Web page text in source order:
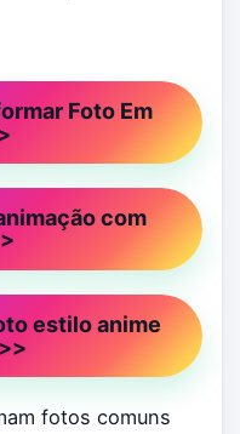
Foto Em
com
estilo anime
fotos comuns